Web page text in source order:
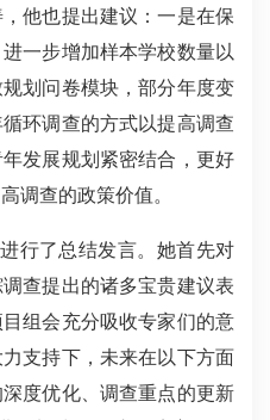
他也提出建议：一是在保
一步增加样本学校数量以
划问卷模块，部分年度变
环调查的方式以提高调查
发展规划紧密结合，更好
调查的政策价值。
行了总结发言。她首先对
查提出的诸多宝贵建议表
组会充分吸收专家们的意
支持下，未来在以下方面
度优化、调查重点的更新